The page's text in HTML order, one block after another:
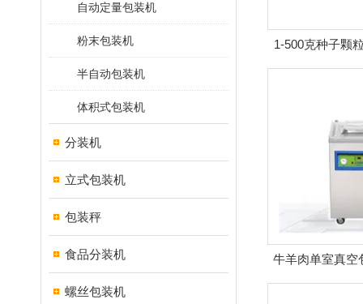
自动定量包装机
粉末包装机
半自动包装机
体积式包装机
分装机
立式包装机
包装秤
食品分装机
螺丝包装机
1-500克种子颗
脚踏
牛羊肉单室真空
家